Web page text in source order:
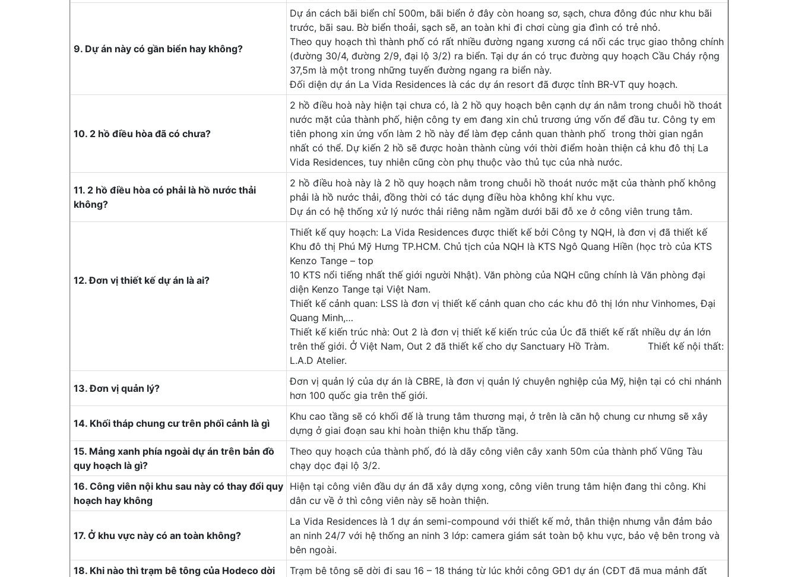
9. Dự án này có gần biển hay không?
Dự án cách bãi biển chỉ 500m, bãi biển ở đây còn hoang sơ, sạch, chưa đông đúc như khu bãi
trước, bãi sau. Bờ biển thoải, sạch sẽ, an toàn khi đi chơi cùng gia đình có trẻ nhỏ.
Theo quy hoạch thì thành phố có rất nhiều đường ngang xương cá nối các trục giao thông chính
(đường 30/4, đường 2/9, đại lộ 3/2) ra biển. Tại dự án có trục đường quy hoạch Cầu Cháy rộng
37,5m là một trong những tuyến đường ngang ra biển này.
Đối diện dự án La Vida Residences là các dự án resort đã được tỉnh BR-VT quy hoạch.
10. 2 hồ điều hòa đã có chưa?
2 hồ điều hoà này hiện tại chưa có, là 2 hồ quy hoạch bên cạnh dự án nằm trong chuỗi hồ thoát
nước mặt của thành phố, hiện công ty em đang xin chủ trương ứng vốn để đầu tư. Công ty em
tiên phong xin ứng vốn làm 2 hồ này để làm đẹp cảnh quan thành phố trong thời gian ngắn
nhất có thể. Dự kiến 2 hồ sẽ được hoàn thành cùng với thời điểm hoàn thiện cả khu đô thị La
Vida Residences, tuy nhiên cũng còn phụ thuộc vào thủ tục của nhà nước.
11. 2 hồ điều hòa có phải là hồ nước thải
không?
2 hồ điều hoà này là 2 hồ quy hoạch nằm trong chuỗi hồ thoát nước mặt của thành phố không
phải là hồ nước thải, đồng thời có tác dụng điều hòa không khí khu vực.
Dự án có hệ thống xử lý nước thải riêng nằm ngầm dưới bãi đỗ xe ở công viên trung tâm.
12. Đơn vị thiết kế dự án là ai?
Thiết kế quy hoạch: La Vida Residences được thiết kế bởi Công ty NQH, là đơn vị đã thiết kế
Khu đô thị Phú Mỹ Hưng TP.HCM. Chủ tịch của NQH là KTS Ngô Quang Hiền (học trò của KTS
Kenzo Tange – top
10 KTS nổi tiếng nhất thế giới người Nhật). Văn phòng của NQH cũng chính là Văn phòng đại
diện Kenzo Tange tại Việt Nam.
Thiết kế cảnh quan: LSS là đơn vị thiết kế cảnh quan cho các khu đô thị lớn như Vinhomes, Đại
Quang Minh,…
Thiết kế kiến trúc nhà: Out 2 là đơn vị thiết kế kiến trúc của Úc đã thiết kế rất nhiều dự án lớn
trên thế giới. Ở Việt Nam, Out 2 đã thiết kế cho dự Sanctuary Hồ Tràm. Thiết kế nội thất:
L.A.D Atelier.
13. Đơn vị quản lý?
Đơn vị quản lý của dự án là CBRE, là đơn vị quản lý chuyên nghiệp của Mỹ, hiện tại có chi nhánh
hơn 100 quốc gia trên thế giới.
14. Khối tháp chung cư trên phối cảnh là gì
Khu cao tầng sẽ có khối đế là trung tâm thương mại, ở trên là căn hộ chung cư nhưng sẽ xây
dựng ở giai đoạn sau khi hoàn thiện khu thấp tầng.
15. Mảng xanh phía ngoài dự án trên bản đồ
quy hoạch là gì?
Theo quy hoạch của thành phố, đó là dãy công viên cây xanh 50m của thành phố Vũng Tàu
chạy dọc đại lộ 3/2.
16. Công viên nội khu sau này có thay đổi quy
hoạch hay không
Hiện tại công viên đầu dự án đã xây dựng xong, công viên trung tâm hiện đang thi công. Khi
dân cư về ở thì công viên này sẽ hoàn thiện.
17. Ở khu vực này có an toàn không?
La Vida Residences là 1 dự án semi-compound với thiết kế mở, thân thiện nhưng vẫn đảm bảo
an ninh 24/7 với hệ thống an ninh 3 lớp: camera giám sát toàn bộ khu vực, bảo vệ bên trong và
bên ngoài.
18. Khi nào thì trạm bê tông của Hodeco dời
Trạm bê tông sẽ dời đi sau 16 – 18 tháng từ lúc khởi công GĐ1 dự án (CĐT đã mua mảnh đất